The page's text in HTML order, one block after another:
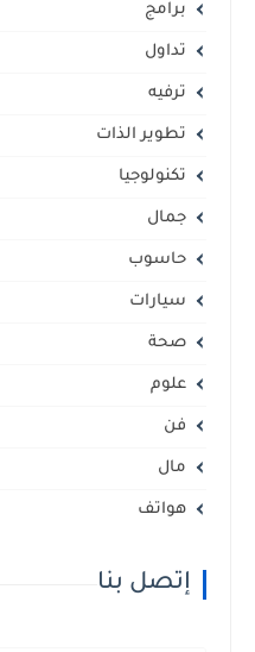
برامج
تداول
ترفيه
تطوير الذات
تكنولوجيا
جمال
حاسوب
سيارات
صحة
علوم
فن
مال
هواتف
إتصل بنا